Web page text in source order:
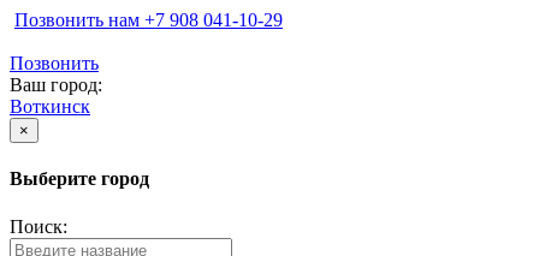
Позвонить нам ‪+7 908 041-10-29
Позвонить
Ваш город:
Воткинск
×
Выберите город
Поиск: